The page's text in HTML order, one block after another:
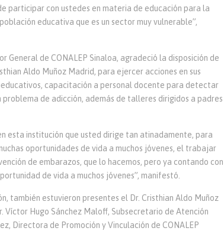
participar con ustedes en materia de educación para la
educativa que es un sector muy vulnerable”,
General de CONALEP Sinaloa, agradeció la disposición de
Aldo Muñoz Madrid, para ejercer acciones en sus
capacitación a personal docente para detectar
de adicción, además de talleres dirigidos a padres
esta institución que usted dirige tan atinadamente, para
oportunidades de vida a muchos jóvenes, el trabajar
de embarazos, que lo hacemos, pero ya contando con
de vida a muchos jóvenes”, manifestó.
también estuvieron presentes el Dr. Cristhian Aldo Muñoz
Víctor Hugo Sánchez Maloff, Subsecretario de Atención
Directora de Promoción y Vinculación de CONALEP